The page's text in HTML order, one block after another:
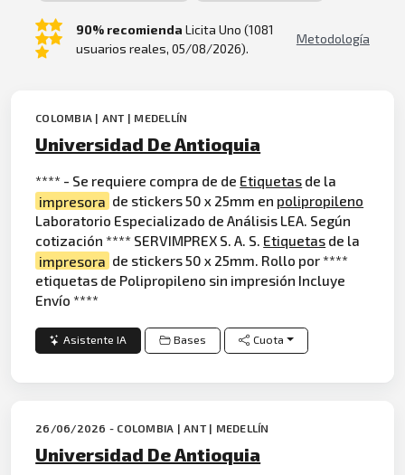
90% recomienda Licita Uno (1081
usuarios reales, 05/08/2026).
Metodología
COLOMBIA | ANT | MEDELLÍN
Universidad De Antioquia
**** - Se requiere compra de de Etiquetas de la
impresora de stickers 50 x 25mm en polipropileno
Laboratorio Especializado de Análisis LEA. Según
cotización **** SERVIMPREX S. A. S. Etiquetas de la
impresora de stickers 50 x 25mm. Rollo por ****
etiquetas de Polipropileno sin impresión Incluye
Envío ****
Asistente IA Bases Cuota
26/06/2026 - COLOMBIA | ANT | MEDELLÍN
Universidad De Antioquia